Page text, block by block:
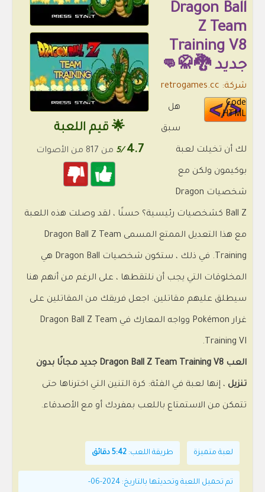
🌟 قيم اللعبة
4.7
/5 من 817 من الأصوات
Dragon Ball
Z Team
Training V8
جديد 🐉🥋👊
شركة: retrogames.cc
Code
HTML
هل
سبق
لك أن تخيلت لعبة
بوكيمون ولكن مع
شخصيات Dragon
Ball Z كشخصيات رئيسية؟ حسنًا ، لقد وصلت هذه اللعبة
مع هذا التعديل الممتع المسمى Dragon Ball Z Team
Training. في ذلك ، ستكون شخصيات Dragon Ball هي
المخلوقات التي يجب أن نلتقطها ، على الرغم من أنهم هنا
سيطلق عليهم مقاتلين. اجعل فريقك من المقاتلين على
غرار Pokémon وواجه المعارك في Dragon Ball Z Team
Training VI.
العب Dragon Ball Z Team Training V8 جديد مجانًا بدون
تنزيل ، إنها لعبة في الفئة: كرة التنين التي اخترناها حتى
تتمكن من الاستمتاع باللعب بمفردك أو مع الأصدقاء.
لعبة متميزة طريقة اللعب: 5:42 دقائق
تم تحميل اللعبة وتحديثها بالتاريخ: 2024-06-